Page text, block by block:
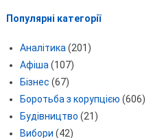
Популярні категорії
Аналітика (201)
Афіша (107)
Бізнес (67)
Боротьба з корупцією (606)
Будівництво (21)
Вибори (42)